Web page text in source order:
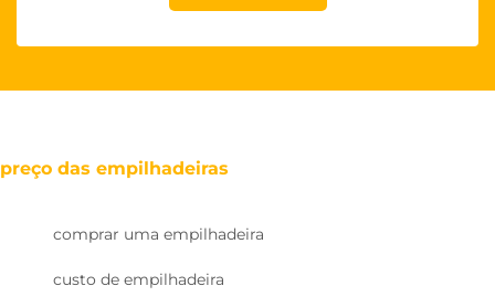
preço das empilhadeiras
comprar uma empilhadeira
custo de empilhadeira